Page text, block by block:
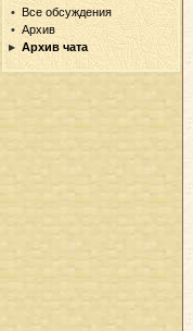
Все обсуждения
Архив
Архив чата